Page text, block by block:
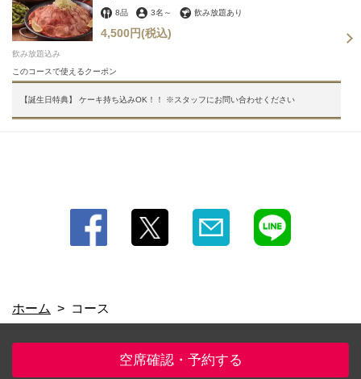
8品 3名 ～ 飲み放題あり
4,500円(税込)
飲み放題込み
このコースで使えるクーポン
【誕生日特典】 ケーキ持ち込みOK！！ ※スタッフにお問い合わせください
お店情報をコピー
閉じる
ホーム コース
空席確認・予約する